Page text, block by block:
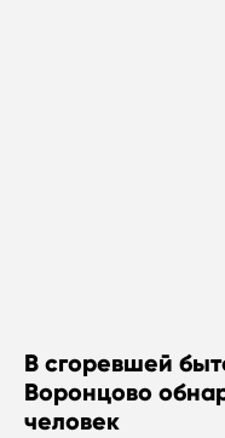
В сгоревшей
Воронцово
человек